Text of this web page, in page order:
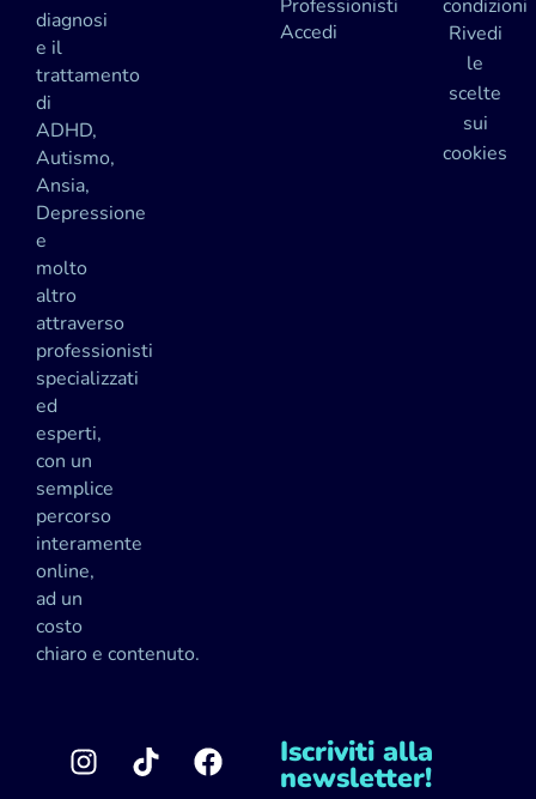
diagnosi
e il
trattamento
di
ADHD,
Autismo,
Ansia,
Depressione
e
molto
altro
attraverso
professionisti
specializzati
ed
esperti,
con un
semplice
percorso
interamente
online,
ad un
costo
chiaro e contenuto.
Professionisti
Accedi
condizioni
Rivedi
le
scelte
sui
cookies
Iscriviti alla
newsletter!